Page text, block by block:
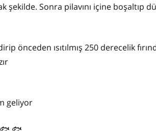
şekilde. Sonra pilavını içine boşaltıp
önceden ısıtılmış 250 derecelik
geliyor
🐟